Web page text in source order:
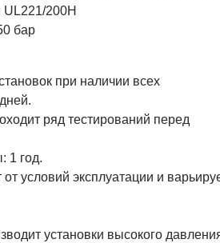
UL221/200H
бар
при наличии всех
ряд тестирований перед
1 год.
условий эксплуатации и
установки высокого